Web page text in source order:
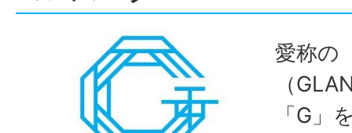
愛称の
（
「G」